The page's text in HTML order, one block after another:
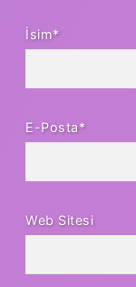
İsim*
E-Posta*
Web Sitesi